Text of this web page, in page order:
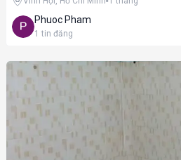
Phuoc Pham
1 tin đăng